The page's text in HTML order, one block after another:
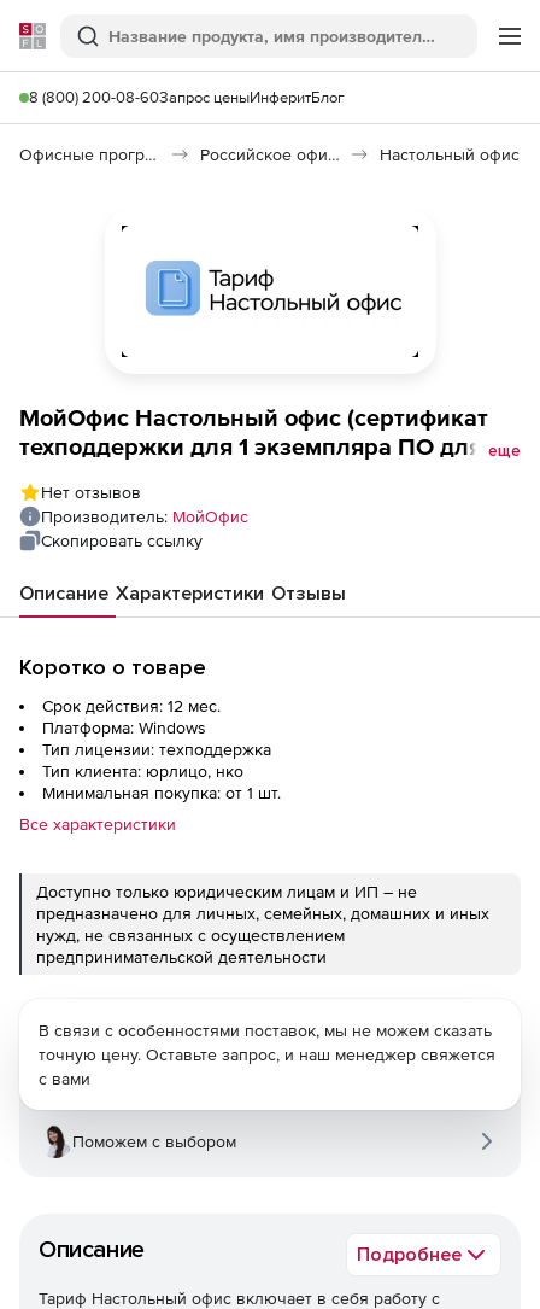
Softline
Поиск
8 (800) 200-08-60Запрос ценыИнферитБлог
Офисные программы Российское офисное ПО (Импортозамещение) Настольный офис
МойОфис Настольный офис (сертификат
техподдержки для 1 экземпляра ПО для
уровень Премиальный
еще
Нет отзывов
Производитель: МойОфис
Скопировать ссылку
Описание Характеристики Отзывы
Коротко о товаре
Срок действия: 12 мес.
Платформа: Windows
Тип лицензии: техподдержка
Тип клиента: юрлицо, нко
Минимальная покупка: от 1 шт.
Все характеристики
Доступно только юридическим лицам и ИП – не
предназначено для личных, семейных, домашних и иных
нужд, не связанных с осуществлением
предпринимательской деятельности
Описание Подробнее
Тариф Настольный офис включает в себя работу с
В связи с особенностями поставок, мы не можем сказать
точную цену. Оставьте запрос, и наш менеджер свяжется
с вами
Поможем с выбором